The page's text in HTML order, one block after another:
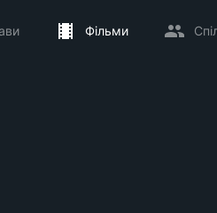
Фільми